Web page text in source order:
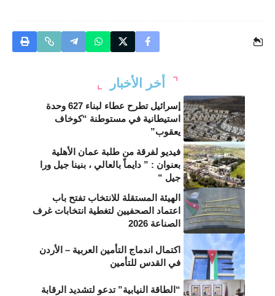
أخر الأخبار
إسرائيل تطرح عطاء لبناء 627 وحدة
استيطانية في مستوطنة “كوخاف
يعقوب”
فيديو لفرقة من طلبة عمان الأهلية
بعنوان : ” دايماً بالعالي ، بنينا جيل ورا
جيل “
الهيئة المستقلة للانتخاب تفتح باب
اعتماد الصحفيين لتغطية انتخابات غرف
الصناعة 2026
اكتمال اندماج التأمين العربية – الأردن
في القدس للتأمين
“الطاقة النيابية” تدعو لتشديد الرقابة